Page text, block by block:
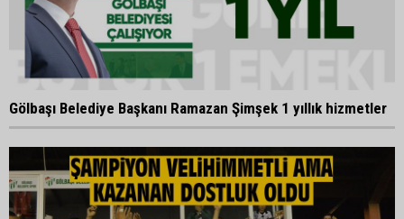
Gölbaşı Belediye Başkanı Ramazan Şimşek 1 yıllık hizmetler